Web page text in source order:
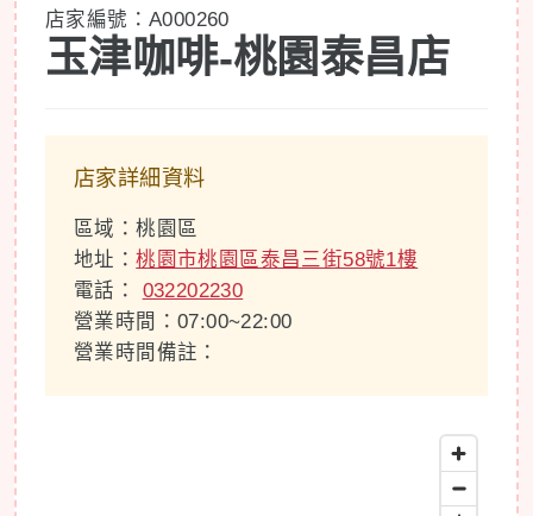
店家編號：A000260
玉津咖啡-桃園泰昌店
店家詳細資料
區域：桃園區
地址：桃園市桃園區泰昌三街58號1樓
電話： 032202230
營業時間：07:00~22:00
營業時間備註：